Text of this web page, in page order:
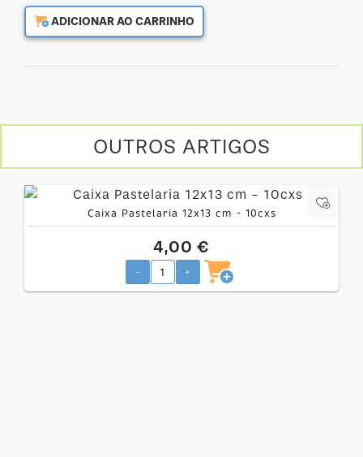
ADICIONAR AO CARRINHO
OUTROS ARTIGOS
Caixa Pastelaria 12x13 cm - 10cxs
4,00 €
- +